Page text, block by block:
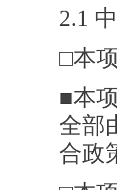
2.1
□本
■本
全部
合政